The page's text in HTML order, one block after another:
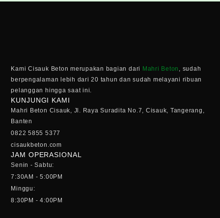
Kami Cisauk Beton merupakan bagian dari Mahri Beton
, sudah
berpengalaman lebih dari 20 tahun dan sudah melayani ribuan
pelanggan hingga saat ini.
KUNJUNGI KAMI
Mahri Beton Cisauk, Jl. Raya Suradita No.7, Cisauk, Tangerang,
Banten
0822 5855 5377
cisaukbeton.com
JAM OPERASIONAL
Senin - Sabtu:
7:30AM - 5:00PM
Minggu:
8:30PM - 4:00PM